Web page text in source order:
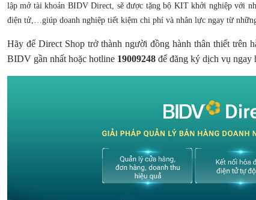
lập mở tài khoản BIDV Direct, sẽ được tặng bộ KIT khởi nghiệp với
điện tử,…giúp doanh nghiệp tiết kiệm chi phí và nhân lực ngay từ
Hãy để Direct Shop trở thành người đồng hành thân thiết trên
BIDV gần nhất hoặc hotline 19009248 để đăng ký dịch vụ ngay